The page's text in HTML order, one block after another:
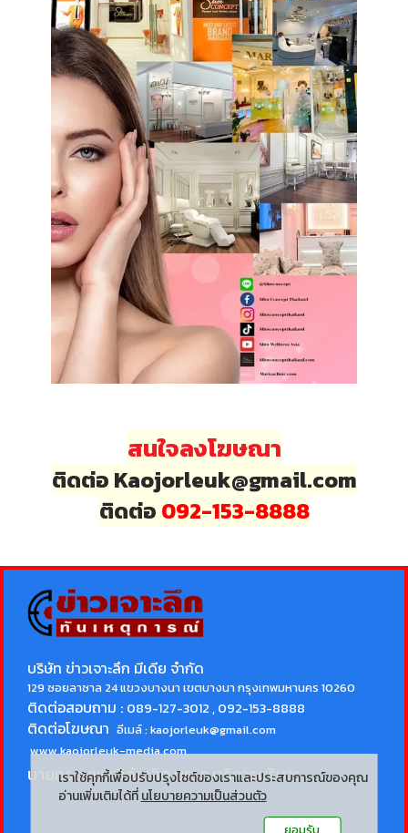
สนใจลงโฆษณา
ติดต่อ Kaojorleuk@gmail.com
ติดต่อ 092-153-8888
บริษัท ข่าวเจาะลึก มีเดีย จำกัด
129 ซอยลาซาล 24 แขวงบางนา เขตบางนา กรุงเทพมหานคร 10260
ติดต่อสอบถาม : 089-127-3012 , 092-153-8888
ติดต่อโฆษณา อีเมล์ :kaojorleuk@gmail.com
www.kaojorleuk-media.com
นายกรธนพล วิลัยเลิศบรรณาธิการบริหาร
เราใช้คุกกี้เพื่อปรับปรุงไซต์ของเราและประสบการณ์ของคุณ
อ่านเพิ่มเติมได้ที่ นโยบายความเป็นส่วนตัว